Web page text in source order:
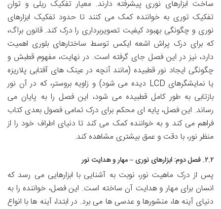
ساخت ابزارهای نوری پیشرفته دارند. معیار تفکیک ریلی و توان
تفکیک توری به خواننده کمک می کنند تا حدود تفکیک ابزارهای
نوری و چگونگی بهبود کیفیت تصویربرداری را درک کند. قانون براگ،
که برای درک پراش اشعه ایکس توسط ساختارهای بلوری اهمیت
دارد، نیز در این فصل جای گرفته است. در نهایت، مفهوم قطبش و
چگونگی ایجاد نور قطبیده (مانند آنچه در عینک های آفتابی پلاریزه
یا نمایشگرهای LCD دیده می شود) و زاویه بروستر، که در آن نور
بازتابی به طور کامل قطبیده می شود، این فصل را به پایان می
رساند. این فصل، پایه ای محکم برای درک تمامی فصول بعدی کتاب
فراهم می کند و به خواننده کمک می کند تا دنیای اطراف خود را از
منظر نور، با دقت و عمق بیشتری مشاهده کند.
۲.۲. فصل دوم: ابزارهای نوری – مهار و هدایت نور
پس از درک ماهیت نور، نوبت به آشنایی با ابزارهایی می رسد که
انسان برای مهار و هدایت آن ساخته است. این فصل، خواننده را به
دنیای آینه ها، منشورها و عدسی ها می برد. در ابتدا، آینه ها با انواع